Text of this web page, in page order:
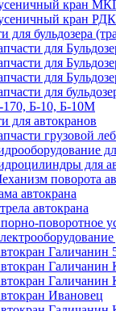
кран
кран
для бульдозера
для
для
для
для
170, Б-10, Б-10М
для автокранов
грузовой
для
поворота
автокрана
автокрана
поворотное
Галичанин
Галичанин
Галичанин
Ивановец